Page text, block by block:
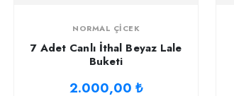
NORMAL ÇICEK
7 Adet Canlı İthal Beyaz Lale
Buketi
2.000,00 ₺